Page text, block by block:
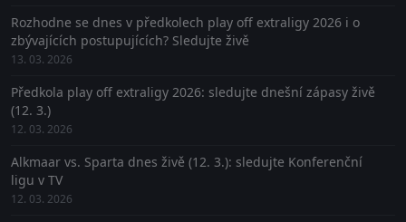
Rozhodne se dnes v předkolech play off extraligy 2026 i o
zbývajících postupujících? Sledujte živě
13. 03. 2026
Předkola play off extraligy 2026: sledujte dnešní zápasy živě
(12. 3.)
12. 03. 2026
Alkmaar vs. Sparta dnes živě (12. 3.): sledujte Konferenční
ligu v TV
12. 03. 2026